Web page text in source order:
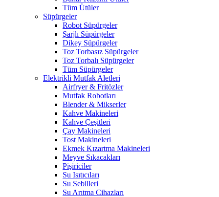
Tüm Ütüler
Süpürgeler
Robot Süpürgeler
Şarjlı Süpürgeler
Dikey Süpürgeler
Toz Torbasız Süpürgeler
Toz Torbalı Süpürgeler
Tüm Süpürgeler
Elektrikli Mutfak Aletleri
Airfryer & Fritözler
Mutfak Robotları
Blender & Mikserler
Kahve Makineleri
Kahve Çeşitleri
Çay Makineleri
Tost Makineleri
Ekmek Kızartma Makineleri
Meyve Sıkacakları
Pişiriciler
Su Isıtıcıları
Su Sebilleri
Su Arıtma Cihazları